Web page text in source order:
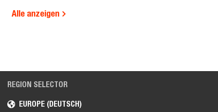
Alle anzeigen
REGION SELECTOR
EUROPE (DEUTSCH)